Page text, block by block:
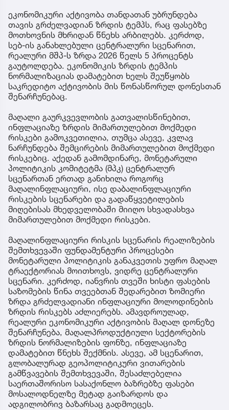
ეკონომიკური აქტივობა თანდათან უბრუნდება
თავის გრძელვადიან ზრდის ტემპს, რაც ფასებზე
მოთხოვნის მხრიდან წნეხს არბილებს. კერძოდ,
სებ-ის განახლებული ცენტრალური სცენარით,
რეალური მშპ-ს ზრდა 2026 წელს 5 პროცენტს
გაუტოლდება. ეკონომიკის ზრდის ტემპის
ნორმალიზაციას დამატებით ხელს შეუწყობს
საკრედიტო აქტივობის მის წონასწორულ დონესთან
შენარჩუნებაც.
მაღალი გაურკვევლობის გათვალისწინებით,
ინფლაციაზე ზრდის მიმართულებით მოქმედი
რისკები გამოკვეთილია, თუმცა ასევე, კვლავ
ნარჩუნდება შემცირების მიმართულებით მოქმედი
რისკებიც. აქედან გამომდინარე, მონეტარული
პოლიტიკის კომიტეტმა (მპკ) ცენტრალურ
სცენართან ერთად განიხილა როგორც
მაღალინფლაციური, ისე დაბალინფლაციური
რისკების სცენარები და გადაწყვეტილების
მიღებისას მხედველობაში მიიღო სხვადასხვა
მიმართულებით მოქმედი რისკები.
მაღალინფლაციური რისკის სცენარის რეალიზების
შემთხვევაში ფუნდამენტური პროცესები
მონეტარული პოლიტიკის განაკვეთის უფრო მაღალ
ტრაექტორიას მოითხოვს, ვიდრე ცენტრალური
სცენარი. კერძოდ, იანვრის თვეში ხისტი ფასების
საზომების წინა თვეებთან შედარებით ზომიერი
ზრდა გრძელვადიანი ინფლაციური მოლოდინების
ზრდის რისკებს აძლიერებს. ამავდროულად,
რეალური ეკონომიკური აქტივობის მაღალ დონეზე
შენარჩუნება, მაღალპროდუქტიული სექტორების
ზრდის ნორმალიზების ფონზე, ინფლაციაზე
დამატებით წნეხს შექმნის. ასევე, ამ სცენარით,
გლობალურად გეოპოლიტიკური ვითარების
გამწვავების შემთხვევაში, შესაძლებელია
საერთაშორისო სასაქონლო ბაზრებზე ფასები
მოსალოდნელზე მეტად გაიზარდოს და
ადგილობრივ ბაზარსაც გადმოეცეს.